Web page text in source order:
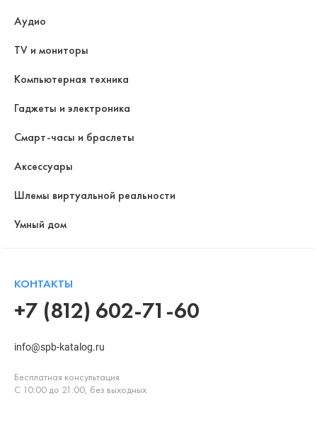
Аудио
TV и мониторы
Компьютерная техника
Гаджеты и электроника
Смарт-часы и браслеты
Аксессуары
Шлемы виртуальной реальности
Умный дом
КОНТАКТЫ
+7 (812) 602-71-60
info@spb-katalog.ru
Бесплатная консультация
С 10:00 до 21:00, без выходных